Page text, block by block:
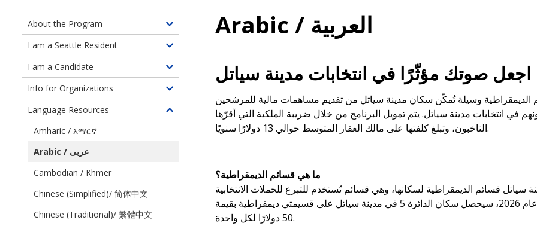
Arabic / العربية
اجعل صوتك مؤثّرًا في انتخابات مدينة سياتل
الديمقراطية وسيلة تُمكّن سكان مدينة سياتل من تقديم مساهمات مالية للمرشحين
في انتخابات مدينة سياتل. يتم تمويل البرنامج من خلال ضريبة الملكية التي أقرّها
الناخبون، وتبلغ كلفتها على مالك العقار المتوسط حوالي 13 دولارًا سنويًا.
ما هي قسائم الديمقراطية؟
سياتل قسائم الديمقراطية لسكانها، وهي قسائم تُستخدم للتبرع للحملات الانتخابية
المحلية. في عام 2026، سيحصل سكان الدائرة 5 في مدينة سياتل على قسيمتي ديمقراطية بقيمة
50 دولارًا لكل واحدة.
About the Program
Toggle
children
of
About
the
Program
I am a Seattle Resident
Toggle
children
of
Information
for
Seattle
I am a Candidate
Toggle
children
of
Information
Info for Organizations
Toggle
children
Information
Language Resources
Toggle
Amharic / አማርኛ
Arabic / عربى
Cambodian / Khmer
Chinese (Simplified)/ 简体中文
Chinese (Traditional)/ 繁體中文